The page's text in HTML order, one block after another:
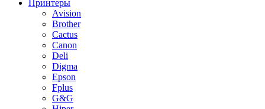
Принтеры
Avision
Brother
Cactus
Canon
Deli
Digma
Epson
Fplus
G&G